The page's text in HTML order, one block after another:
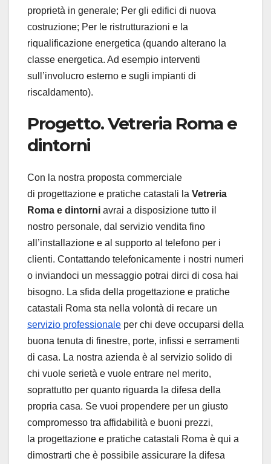
proprietà in generale; Per gli edifici di nuova
costruzione; Per le ristrutturazioni e la
riqualificazione energetica (quando alterano la
classe energetica. Ad esempio interventi
sull’involucro esterno e sugli impianti di
riscaldamento).
Progetto. Vetreria Roma e
dintorni
Con la nostra proposta commerciale
di progettazione e pratiche catastali la Vetreria
Roma e dintorni avrai a disposizione tutto il
nostro personale, dal servizio vendita fino
all’installazione e al supporto al telefono per i
clienti. Contattando telefonicamente i nostri numeri
o inviandoci un messaggio potrai dirci di cosa hai
bisogno. La sfida della progettazione e pratiche
catastali Roma sta nella volontà di recare un
servizio professionale per chi deve occuparsi della
buona tenuta di finestre, porte, infissi e serramenti
di casa. La nostra azienda è al servizio solido di
chi vuole serietà e vuole entrare nel merito,
soprattutto per quanto riguarda la difesa della
propria casa. Se vuoi propendere per un giusto
compromesso tra affidabilità e buoni prezzi,
la progettazione e pratiche catastali Roma è qui a
dimostrarti che è possibile assicurare la difesa